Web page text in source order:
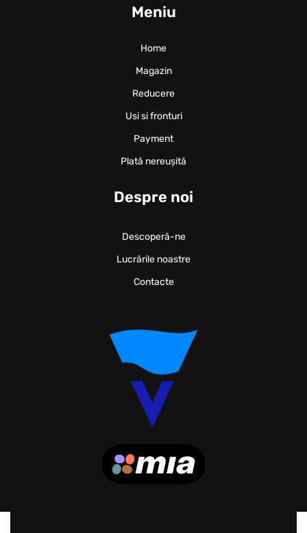
Meniu
Home
Magazin
Reducere
Usi si fronturi
Payment
Plată nereușită
Despre noi
Descoperă-ne
Lucrările noastre
Contacte